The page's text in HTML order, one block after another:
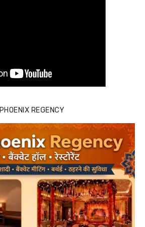
PHOENIX REGENCY